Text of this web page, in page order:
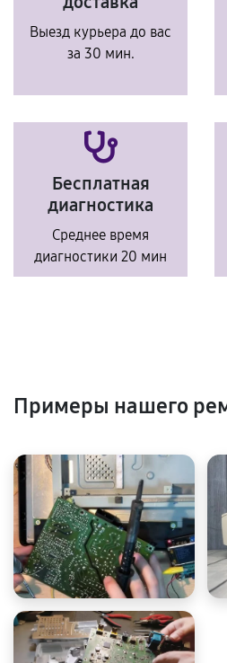
Выезд курьера до вас
за 30 мин.
Бесплатная
диагностика
Среднее время
диагностики 20 мин
Примеры нашего